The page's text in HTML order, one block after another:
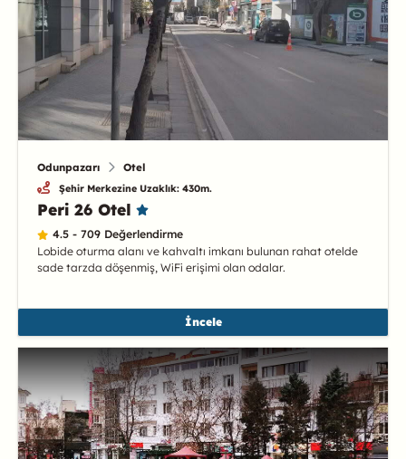
Odunpazarı Otel
Şehir Merkezine Uzaklık: 430m.
Peri 26 Otel
4.5 - 709 Değerlendirme
Lobide oturma alanı ve kahvaltı imkanı bulunan rahat otelde
sade tarzda döşenmiş, WiFi erişimi olan odalar.
İncele